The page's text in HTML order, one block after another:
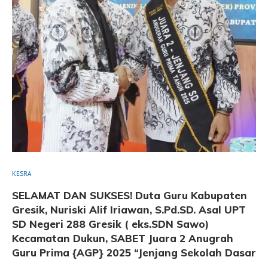
KESRA
SELAMAT DAN SUKSES! Duta Guru Kabupaten
Gresik, Nuriski Alif Iriawan, S.Pd.SD. Asal UPT
SD Negeri 288 Gresik ( eks.SDN Sawo)
Kecamatan Dukun, SABET Juara 2 Anugrah
Guru Prima {AGP} 2025 “Jenjang Sekolah Dasar